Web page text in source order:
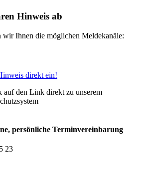
Hinweis ab
wir Ihnen die möglichen Meldekanäle:
direkt ein!
auf den Link direkt zu unserem
persönliche Terminvereinbarung
23